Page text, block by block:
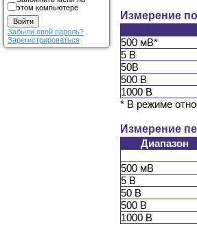
этом компьютере
Забыли свой пароль?
Зарегистрироваться
Измерение
500 мВ*
5 В
50В
500 В
1000 В
* В режиме
Измерение
Диапазон
500 мВ
5 В
50 В
500 В
1000 В